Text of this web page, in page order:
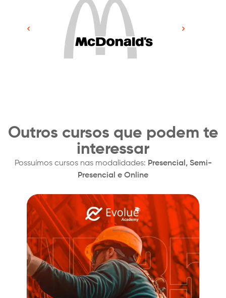
Outros cursos que podem te
interessar
Possuímos cursos nas modalidades: Presencial, Semi-
Presencial e Online